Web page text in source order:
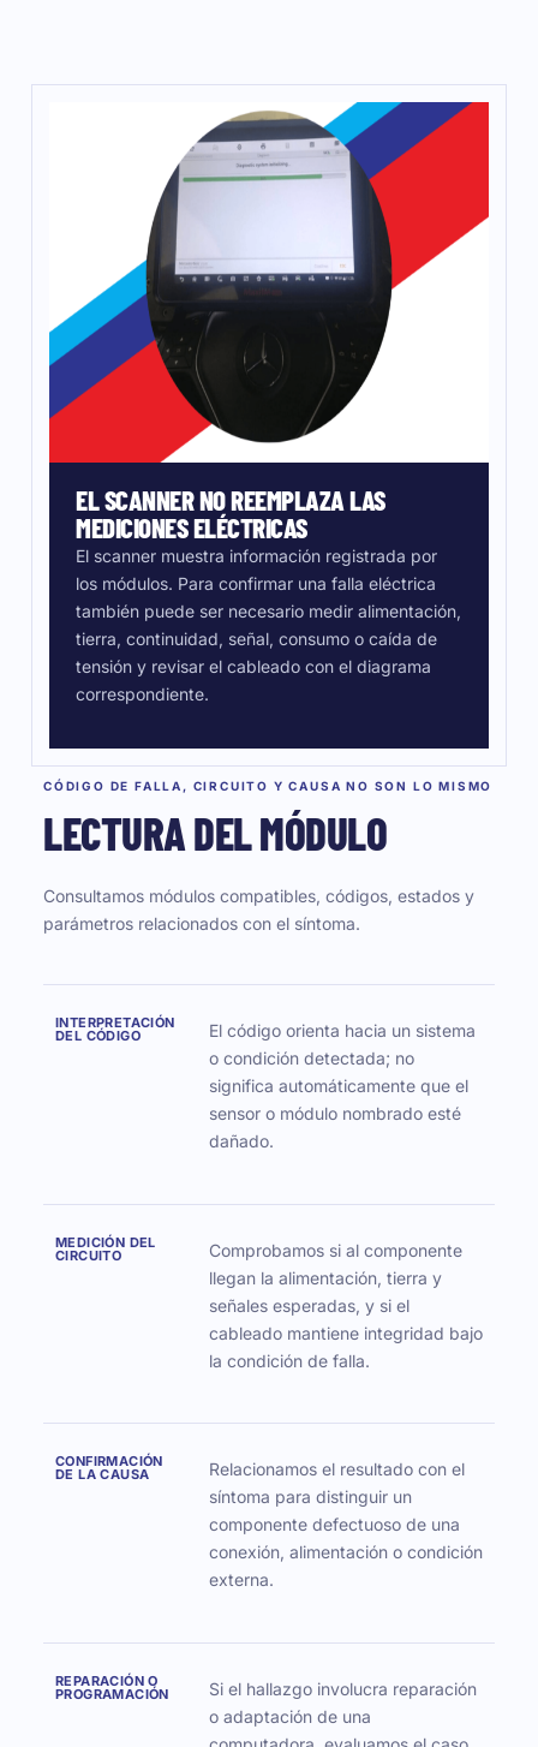
EL SCANNER NO REEMPLAZA LAS
MEDICIONES ELÉCTRICAS
El scanner muestra información registrada por
los módulos. Para confirmar una falla eléctrica
también puede ser necesario medir alimentación,
tierra, continuidad, señal, consumo o caída de
tensión y revisar el cableado con el diagrama
correspondiente.
CÓDIGO DE FALLA, CIRCUITO Y CAUSA NO SON LO MISMO
LECTURA DEL MÓDULO
Consultamos módulos compatibles, códigos, estados y
parámetros relacionados con el síntoma.
INTERPRETACIÓN
DEL CÓDIGO
El código orienta hacia un sistema
o condición detectada; no
significa automáticamente que el
sensor o módulo nombrado esté
dañado.
MEDICIÓN DEL
CIRCUITO
Comprobamos si al componente
llegan la alimentación, tierra y
señales esperadas, y si el
cableado mantiene integridad bajo
la condición de falla.
CONFIRMACIÓN
DE LA CAUSA
Relacionamos el resultado con el
síntoma para distinguir un
componente defectuoso de una
conexión, alimentación o condición
externa.
REPARACIÓN O
PROGRAMACIÓN
Si el hallazgo involucra reparación
o adaptación de una